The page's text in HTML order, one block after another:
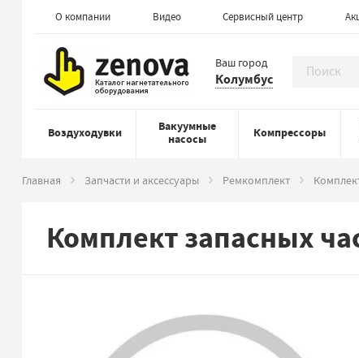
О компании Видео Сервисный центр
Ваш город
Колумбус
Воздуходувки
Вакуумные
насосы
Компрессоры
Главная Запчасти и аксессуары Ремкомплект
Комплект запасных